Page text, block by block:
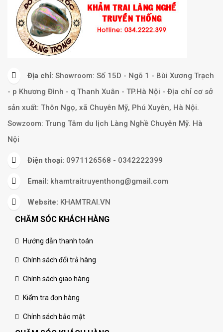
Địa chỉ: Showroom: Số 15D - Ngõ 1 - Bùi Xương Trạch
- p Khương Đình - q Thanh Xuân - TP.Hà Nội - Địa chỉ cơ sở
sản xuất: Thôn Ngọ, xã Chuyên Mỹ, Phú Xuyên, Hà Nội.
Sowzoom: Trung Tâm du lịch Làng Nghề Chuyên Mỹ. Hà
Nội
Điện thoại: 0971126568 - 0342222399
Email: khamtraitruyenthong@gmail.com
Website: KHAMTRAI.VN
CHĂM SÓC KHÁCH HÀNG
Hướng dẫn thanh toán
Chính sách đổi trả hàng
Chính sách giao hàng
Kiểm tra đơn hàng
Chính sách bảo mật